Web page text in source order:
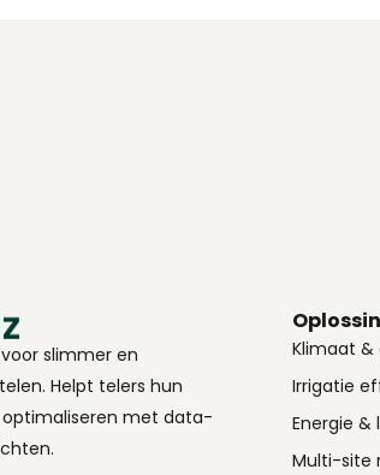
slimmer en
Helpt telers hun
met data-
Klimaat &
Irrigatie
Energie &
Multi-site